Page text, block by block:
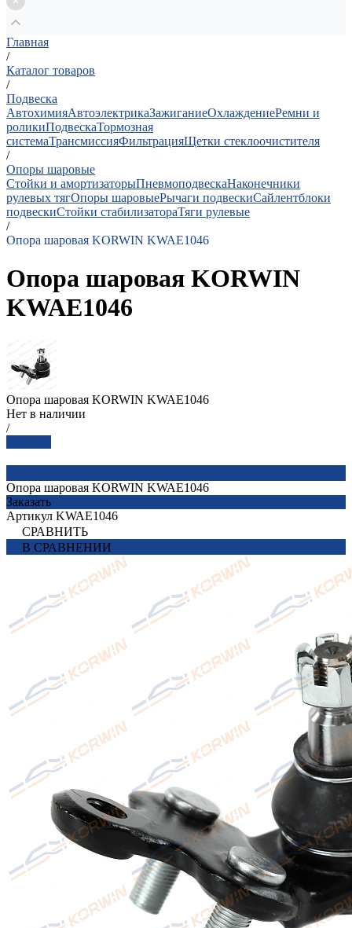
Главная
/
Каталог товаров
/
Подвеска
АвтохимияАвтоэлектрикаЗажиганиеОхлаждениеРемни и
роликиПодвескаТормозная
системаТрансмиссияФильтрацияЩетки стеклоочистителя
/
Опоры шаровые
Стойки и амортизаторыПневмоподвескаНаконечники
рулевых тягОпоры шаровыеРычаги подвескиСайлентблоки
подвескиСтойки стабилизатораТяги рулевые
/
Опора шаровая KORWIN KWAE1046
Опора шаровая KORWIN
KWAE1046
Опора шаровая KORWIN KWAE1046
Нет в наличии
/
Опора шаровая KORWIN KWAE1046
Заказать
Артикул KWAE1046
СРАВНИТЬ
В СРАВНЕНИИ